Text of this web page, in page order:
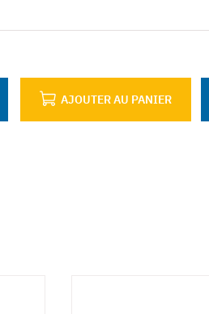
AJOUTER AU PANIER